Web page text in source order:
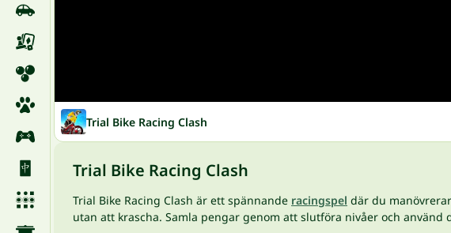
Trial Bike Racing Clash
Trial Bike Racing Clash
Trial Bike Racing Clash är ett spännande racingspel där du
utan att krascha. Samla pengar genom att slutföra nivåer och